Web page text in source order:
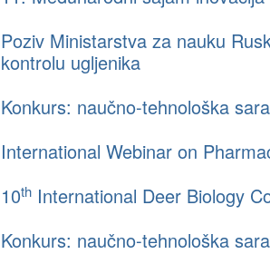
Poziv Ministarstva za nauku
kontrolu ugljenika
Konkurs: naučno-tehnološka
International Webinar on
10th International Deer Biology
Konkurs: naučno-tehnološka